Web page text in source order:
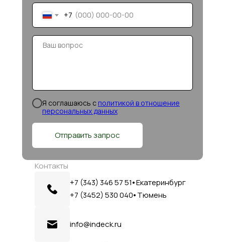
Контакты
+7 (343) 346 57 51⦁ Екатеринбург
+7 (3452) 530 040⦁ Тюмень
info@indeck.ru
+7
Я соглашаюсь c политикой в отношение
персональных данных
Отправить запрос